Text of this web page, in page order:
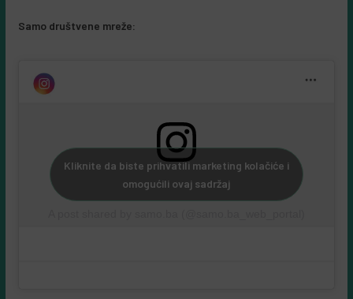
Samo društvene mreže:
Kliknite da biste prihvatili marketing kolačiće i
omogućili ovaj sadržaj